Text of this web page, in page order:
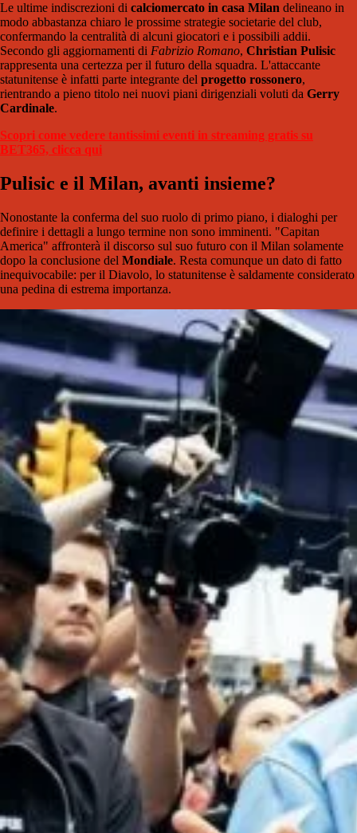
Le ultime indiscrezioni di calciomercato in casa Milan delineano in
modo abbastanza chiaro le prossime strategie societarie del club,
confermando la centralità di alcuni giocatori e i possibili addii.
Secondo gli aggiornamenti di Fabrizio Romano, Christian Pulisic
rappresenta una certezza per il futuro della squadra. L'attaccante
statunitense è infatti parte integrante del progetto rossonero,
rientrando a pieno titolo nei nuovi piani dirigenziali voluti da Gerry
Cardinale.
Scopri come vedere tantissimi eventi in streaming gratis su
BET365, clicca qui
Pulisic e il Milan, avanti insieme?
Nonostante la conferma del suo ruolo di primo piano, i dialoghi per
definire i dettagli a lungo termine non sono imminenti. "Capitan
America" affronterà il discorso sul suo futuro con il Milan solamente
dopo la conclusione del Mondiale. Resta comunque un dato di fatto
inequivocabile: per il Diavolo, lo statunitense è saldamente considerato
una pedina di estrema importanza.